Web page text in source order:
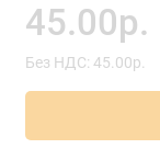
45.00р.
Без НДС: 45.00р.